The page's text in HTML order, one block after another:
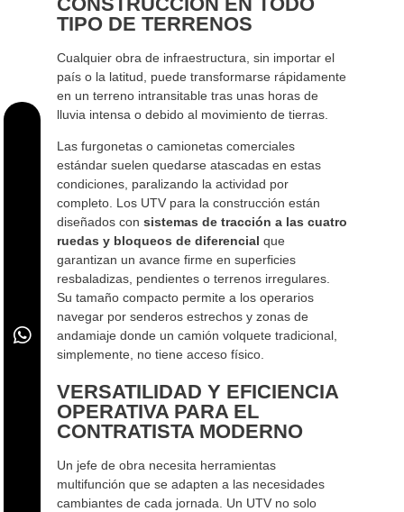
TIPO DE TERRENOS
Cualquier obra de infraestructura, sin importar el
país o la latitud, puede transformarse rápidamente
en un terreno intransitable tras unas horas de
lluvia intensa o debido al movimiento de tierras.
Las furgonetas o camionetas comerciales
estándar suelen quedarse atascadas en estas
condiciones, paralizando la actividad por
completo. Los UTV para la construcción están
diseñados con sistemas de tracción a las cuatro
ruedas y bloqueos de diferencial que
garantizan un avance firme en superficies
resbaladizas, pendientes o terrenos irregulares.
Su tamaño compacto permite a los operarios
navegar por senderos estrechos y zonas de
andamiaje donde un camión volquete tradicional,
simplemente, no tiene acceso físico.
VERSATILIDAD Y EFICIENCIA
OPERATIVA PARA EL
CONTRATISTA MODERNO
Un jefe de obra necesita herramientas
multifunción que se adapten a las necesidades
cambiantes de cada jornada. Un UTV no solo